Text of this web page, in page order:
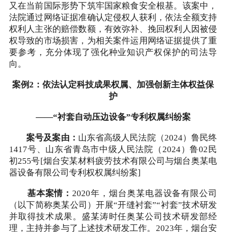
又在当前国际形势下筑牢国家粮食安全根基。该案中，
法院通过网络证据准确认定侵权人获利，依法全额支持
权利人主张的赔偿数额，有效弥补、挽回权利人因被侵
权导致的市场损害，为相关案件运用网络证据提供了重
要参考，充分体现了强化种业知识产权保护的司法导
向。
案例2：依法认定科技成果权属、加强创新主体权益保
护
——“衬套自动压边设备”专利权属纠纷案
案号及案由： 山东省高级人民法院（2024）鲁民终
1417号、山东省青岛市中级人民法院（2024）鲁02民
初255号[烟台安某材料疲劳技术有限公司与烟台奥某电
器设备有限公司专利权权属纠纷案]
基本案情：2020年，烟台奥某电器设备有限公司
（以下简称奥某公司）开展“开缝衬套”“衬套”技术研发
并取得技术成果。盛某涛时任奥某公司技术研发部经
理，主持并参与了上述技术研发工作。2023年，烟台安